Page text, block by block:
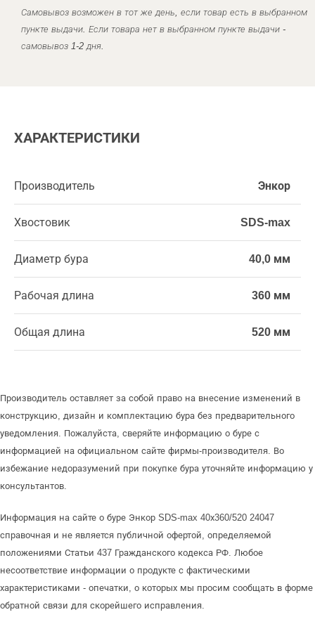
Самовывоз возможен в тот же день, если товар есть в выбранном
пункте выдачи. Если товара нет в выбранном пункте выдачи -
самовывоз 1-2 дня.
ХАРАКТЕРИСТИКИ
Производитель Энкор
Хвостовик SDS-max
Диаметр бура 40,0 мм
Рабочая длина 360 мм
Общая длина 520 мм
Производитель оставляет за собой право на внесение изменений в
конструкцию, дизайн и комплектацию бура без предварительного
уведомления. Пожалуйста, сверяйте информацию о буре с
информацией на официальном сайте фирмы-производителя. Во
избежание недоразумений при покупке бура уточняйте информацию у
консультантов.
Информация на сайте о буре Энкор SDS-max 40х360/520 24047
справочная и не является публичной офертой, определяемой
положениями Статьи 437 Гражданского кодекса РФ. Любое
несоответствие информации о продукте с фактическими
характеристиками - опечатки, о которых мы просим сообщать в форме
обратной связи для скорейшего исправления.